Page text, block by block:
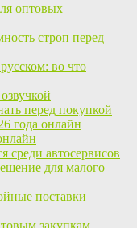
оптовых
строп перед
во что
перед покупкой
года онлайн
среди автосервисов
для малого
поставки
закупкам